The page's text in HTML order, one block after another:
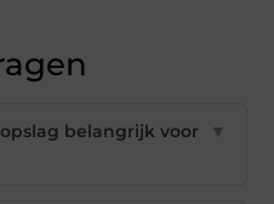
belangrijk voor
▼